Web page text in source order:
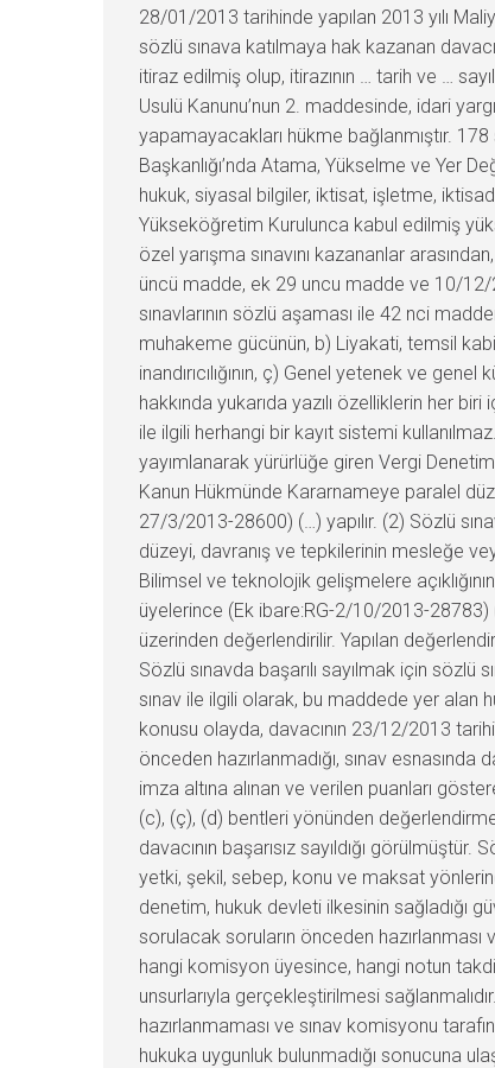
28/01/2013 tarihinde yapılan 2013 yılı
sözlü sınava katılmaya hak kazanan
itiraz edilmiş olup, itirazının … tarih ve …
Usulü Kanunu’nun 2. maddesinde, idari
yapamayacakları hükme bağlanmıştır. 178
Başkanlığı’nda Atama, Yükselme ve Yer
hukuk, siyasal bilgiler, iktisat, işletme,
Yükseköğretim Kurulunca kabul edilmiş
özel yarışma sınavını kazananlar
üncü madde, ek 29 uncu madde ve 10/12/
sınavlarının sözlü aşaması ile 42 nci
muhakeme gücünün, b) Liyakati, temsil
inandırıcılığının, ç) Genel yetenek ve
hakkında yukarıda yazılı özelliklerin her
ile ilgili herhangi bir kayıt sistemi
yayımlanarak yürürlüğe giren Vergi Denetim
Kanun Hükmünde Kararnameye paralel
27/3/2013-28600) (…) yapılır. (2) Sözlü
düzeyi, davranış ve tepkilerinin mesleğe
Bilimsel ve teknolojik gelişmelere
üyelerince (Ek ibare:RG-2/10/2013-28783)
üzerinden değerlendirilir. Yapılan
Sözlü sınavda başarılı sayılmak için sözlü
sınav ile ilgili olarak, bu maddede yer alan
konusu olayda, davacının 23/12/2013
önceden hazırlanmadığı, sınav
imza altına alınan ve verilen puanları
(c), (ç), (d) bentleri yönünden
davacının başarısız sayıldığı
yetki, şekil, sebep, konu ve maksat
denetim, hukuk devleti ilkesinin sağladığı
sorulacak soruların önceden
hangi komisyon üyesince, hangi notun
unsurlarıyla gerçekleştirilmesi
hazırlanmaması ve sınav komisyonu
hukuka uygunluk bulunmadığı sonucuna